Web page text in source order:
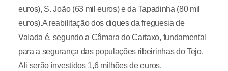
euros), S. João (63 mil euros) e da Tapadinha (80 mil
euros).A reabilitação dos diques da freguesia de
Valada é, segundo a Câmara do Cartaxo, fundamental
para a segurança das populações ribeirinhas do Tejo.
Ali serão investidos 1,6 milhões de euros,